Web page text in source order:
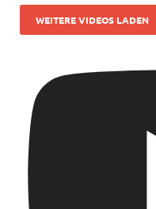
WEITERE VIDEOS LADEN